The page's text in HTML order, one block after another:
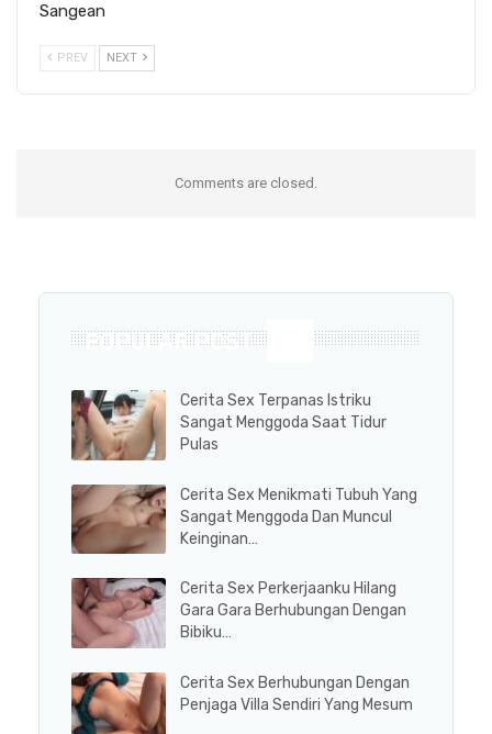
Sangean
PREV NEXT
Comments are closed.
POPULAR POST
Cerita Sex Terpanas Istriku
Sangat Menggoda Saat Tidur
Pulas
Cerita Sex Menikmati Tubuh Yang
Sangat Menggoda Dan Muncul
Keinginan…
Cerita Sex Perkerjaanku Hilang
Gara Gara Berhubungan Dengan
Bibiku…
Cerita Sex Berhubungan Dengan
Penjaga Villa Sendiri Yang Mesum